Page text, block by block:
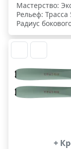
Мастерство:
Рельеф:
Радиус
+